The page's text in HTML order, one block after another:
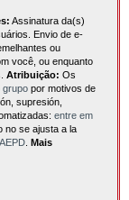
Assinatura da(s)
Envio de e-
ou
você, ou enquanto
Atribuição: Os
grupo por motivos de
supresión,
entre em
no se ajusta a la
AEPD Mais